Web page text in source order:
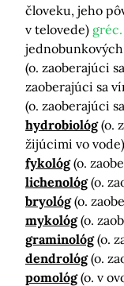
človeku, jeho
v telovede) gréc.
(o. zaoberajúci
zaoberajúci sa
(o. zaoberajúci
hydrobiológ (o.
žijúcimi vo vode)
fykológ (o.
lichenológ (o.
bryológ (o.
mykológ (o.
graminológ (o.
dendrológ (o.
pomológ (o. v